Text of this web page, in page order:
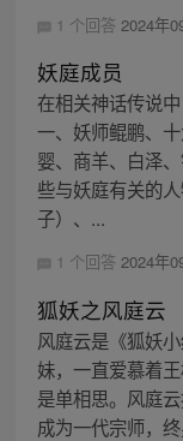
1 个回答 2024年
妖庭成员
在相关神话传说
一、妖师鲲鹏、
婴、商羊、白泽
些与妖庭有关的
子）、...
1 个回答 2024年
狐妖之风庭云
风庭云是《狐妖
妹，一直爱慕着
是单相思。风庭
成为一代宗师，